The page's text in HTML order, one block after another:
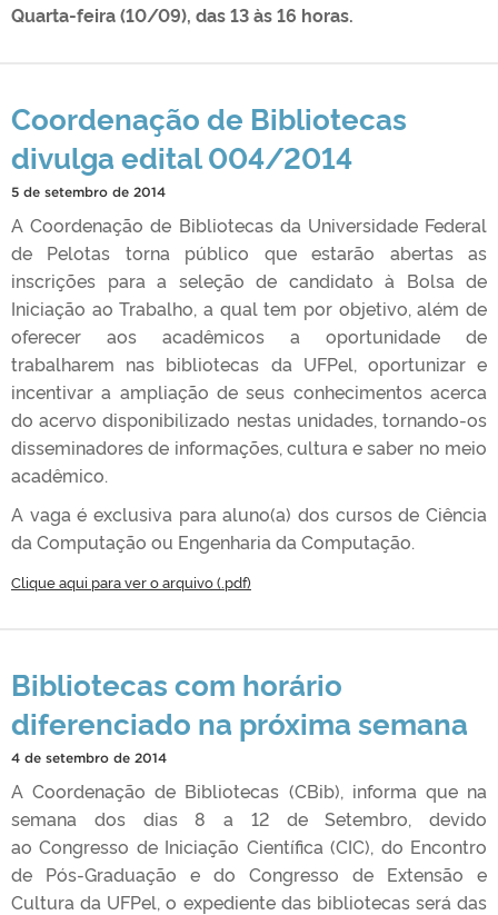
Quarta-feira (10/09), das 13 às 16 horas.
Coordenação de Bibliotecas
divulga edital 004/2014
5 de setembro de 2014
A Coordenação de Bibliotecas da Universidade Federal
de Pelotas torna público que estarão abertas as
inscrições para a seleção de candidato à Bolsa de
Iniciação ao Trabalho, a qual tem por objetivo, além de
oferecer aos acadêmicos a oportunidade de
trabalharem nas bibliotecas da UFPel, oportunizar e
incentivar a ampliação de seus conhecimentos acerca
do acervo disponibilizado nestas unidades, tornando-os
disseminadores de informações, cultura e saber no meio
acadêmico.
A vaga é exclusiva para aluno(a) dos cursos de Ciência
da Computação ou Engenharia da Computação.
Clique aqui para ver o arquivo (.pdf)
Bibliotecas com horário
diferenciado na próxima semana
4 de setembro de 2014
A Coordenação de Bibliotecas (CBib), informa que na
semana dos dias 8 a 12 de Setembro, devido
ao Congresso de Iniciação Científica (CIC), do Encontro
de Pós-Graduação e do Congresso de Extensão e
Cultura da UFPel, o expediente das bibliotecas será das